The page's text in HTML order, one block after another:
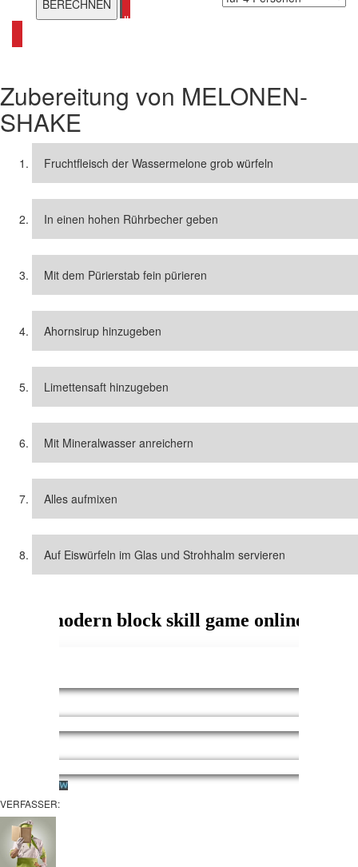
alle Shake Rezepte ansehen
Zubereitung von MELONEN-
SHAKE
Fruchtfleisch der Wassermelone grob würfeln
In einen hohen Rührbecher geben
Mit dem Pürierstab fein pürieren
Ahornsirup hinzugeben
Limettensaft hinzugeben
Mit Mineralwasser anreichern
Alles aufmixen
Auf Eiswürfeln im Glas und Strohhalm servieren
VERFASSER: